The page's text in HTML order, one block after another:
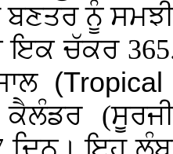
ਨੂੰ
ਚੱਕਰ
ਕੈਲੰਡਰ